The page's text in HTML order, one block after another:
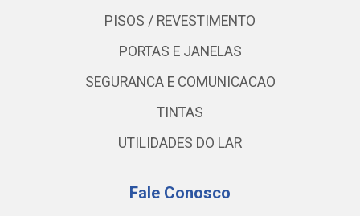
PISOS / REVESTIMENTO
PORTAS E JANELAS
SEGURANCA E COMUNICACAO
TINTAS
UTILIDADES DO LAR
Fale Conosco